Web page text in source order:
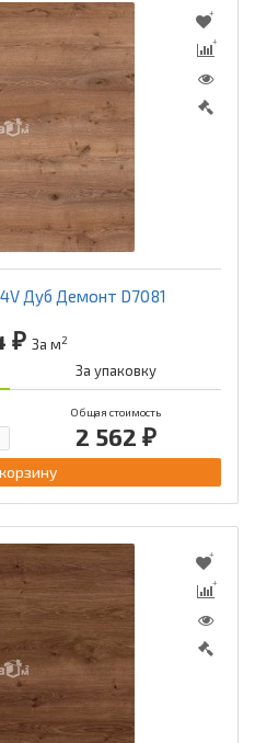
Дуб Демонт D7081
₽ За м2
За упаковку
Общая стоимость
2 562 ₽